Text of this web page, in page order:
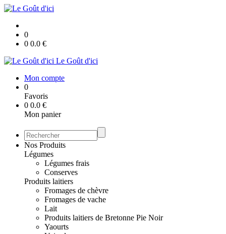
0
0 0.0 €
Le Goût d'ici
Mon compte
0
Favoris
0 0.0 €
Mon panier
Nos Produits
Légumes
Légumes frais
Conserves
Produits laitiers
Fromages de chèvre
Fromages de vache
Lait
Produits laitiers de Bretonne Pie Noir
Yaourts